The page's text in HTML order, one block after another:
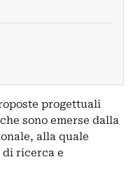
progettuali
sono emerse dalla
alla quale
ricerca e